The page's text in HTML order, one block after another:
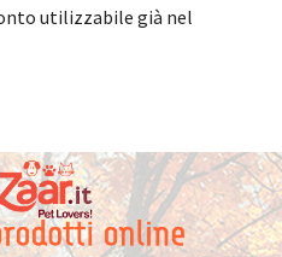
utilizzabile già nel